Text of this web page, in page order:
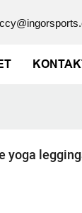
yoga